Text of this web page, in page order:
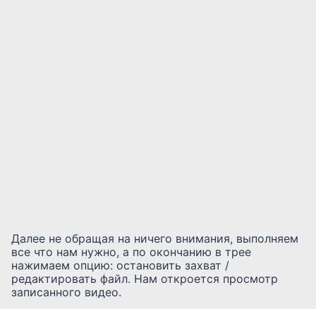
Далее не обращая на ничего внимания, выполняем
все что нам нужно, а по окончанию в трее
нажимаем опцию: остановить захват /
редактировать файл. Нам откроется просмотр
записанного видео.